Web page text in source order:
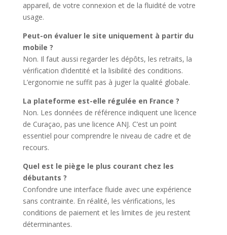
appareil, de votre connexion et de la fluidité de votre
usage.
Peut-on évaluer le site uniquement à partir du
mobile ?
Non. Il faut aussi regarder les dépôts, les retraits, la
vérification d’identité et la lisibilité des conditions.
L’ergonomie ne suffit pas à juger la qualité globale.
La plateforme est-elle régulée en France ?
Non. Les données de référence indiquent une licence
de Curaçao, pas une licence ANJ. C’est un point
essentiel pour comprendre le niveau de cadre et de
recours.
Quel est le piège le plus courant chez les
débutants ?
Confondre une interface fluide avec une expérience
sans contrainte. En réalité, les vérifications, les
conditions de paiement et les limites de jeu restent
déterminantes.